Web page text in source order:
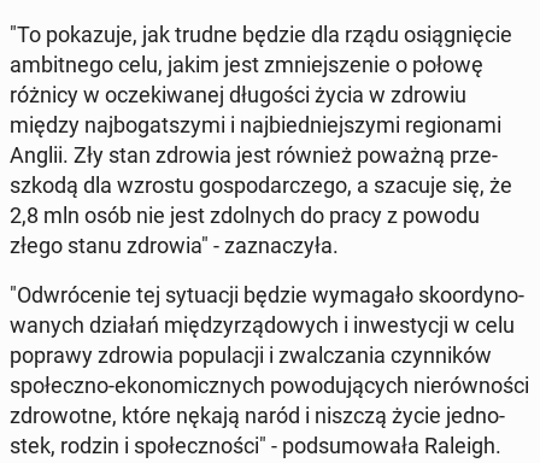
"To po­ka­zu­je, jak trudne będzie dla rządu osią­gnię­cie
am­bit­ne­go celu, jakim jest zmniej­sze­nie o połowę
różnicy w ocze­ki­wa­nej dłu­go­ści życia w zdrowiu
między naj­bo­gat­szy­mi i naj­bied­niej­szy­mi re­gio­na­mi
Anglii. Zły stan zdrowia jest również poważną prze­
szko­dą dla wzrostu go­spo­dar­cze­go, a szacuje się, że
2,8 mln osób nie jest zdol­nych do pracy z powodu
złego stanu zdrowia" - za­zna­czy­ła.
"Od­wró­ce­nie tej sy­tu­acji będzie wy­ma­ga­ło sko­or­dy­no­
wa­nych działań mię­dzy­rzą­do­wych i in­we­sty­cji w celu
poprawy zdrowia po­pu­la­cji i zwal­cza­nia czyn­ni­ków
spo­łecz­no-eko­no­micz­nych po­wo­du­ją­cych nie­rów­no­ści
zdro­wot­ne, które nękają naród i niszczą życie jed­no­
stek, rodzin i spo­łecz­no­ści" - pod­su­mo­wa­ła Raleigh.